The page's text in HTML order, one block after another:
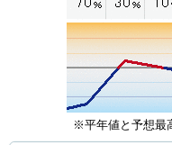
※平年値と予想最